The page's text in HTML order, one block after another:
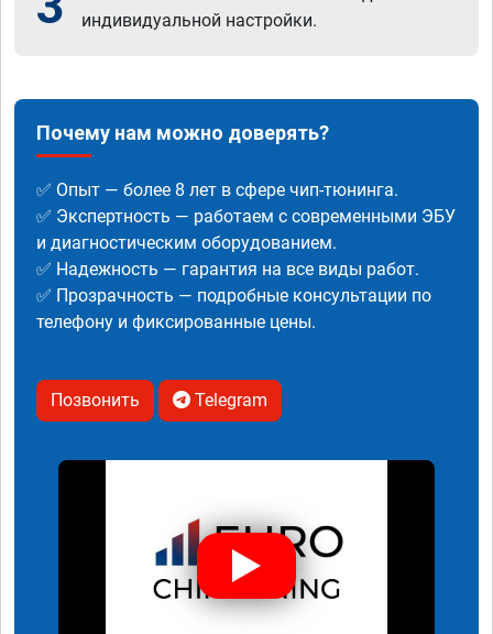
индивидуальной настройки.
Почему нам можно доверять?
✅ Опыт — более 8 лет в сфере чип-тюнинга.
✅ Экспертность — работаем с современными ЭБУ
и диагностическим оборудованием.
✅ Надежность — гарантия на все виды работ.
✅ Прозрачность — подробные консультации по
телефону и фиксированные цены.
Позвонить Telegram